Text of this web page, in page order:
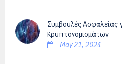
Συμβουλές Ασφαλείας
Κρυπτονομισμάτων
May 21, 2024